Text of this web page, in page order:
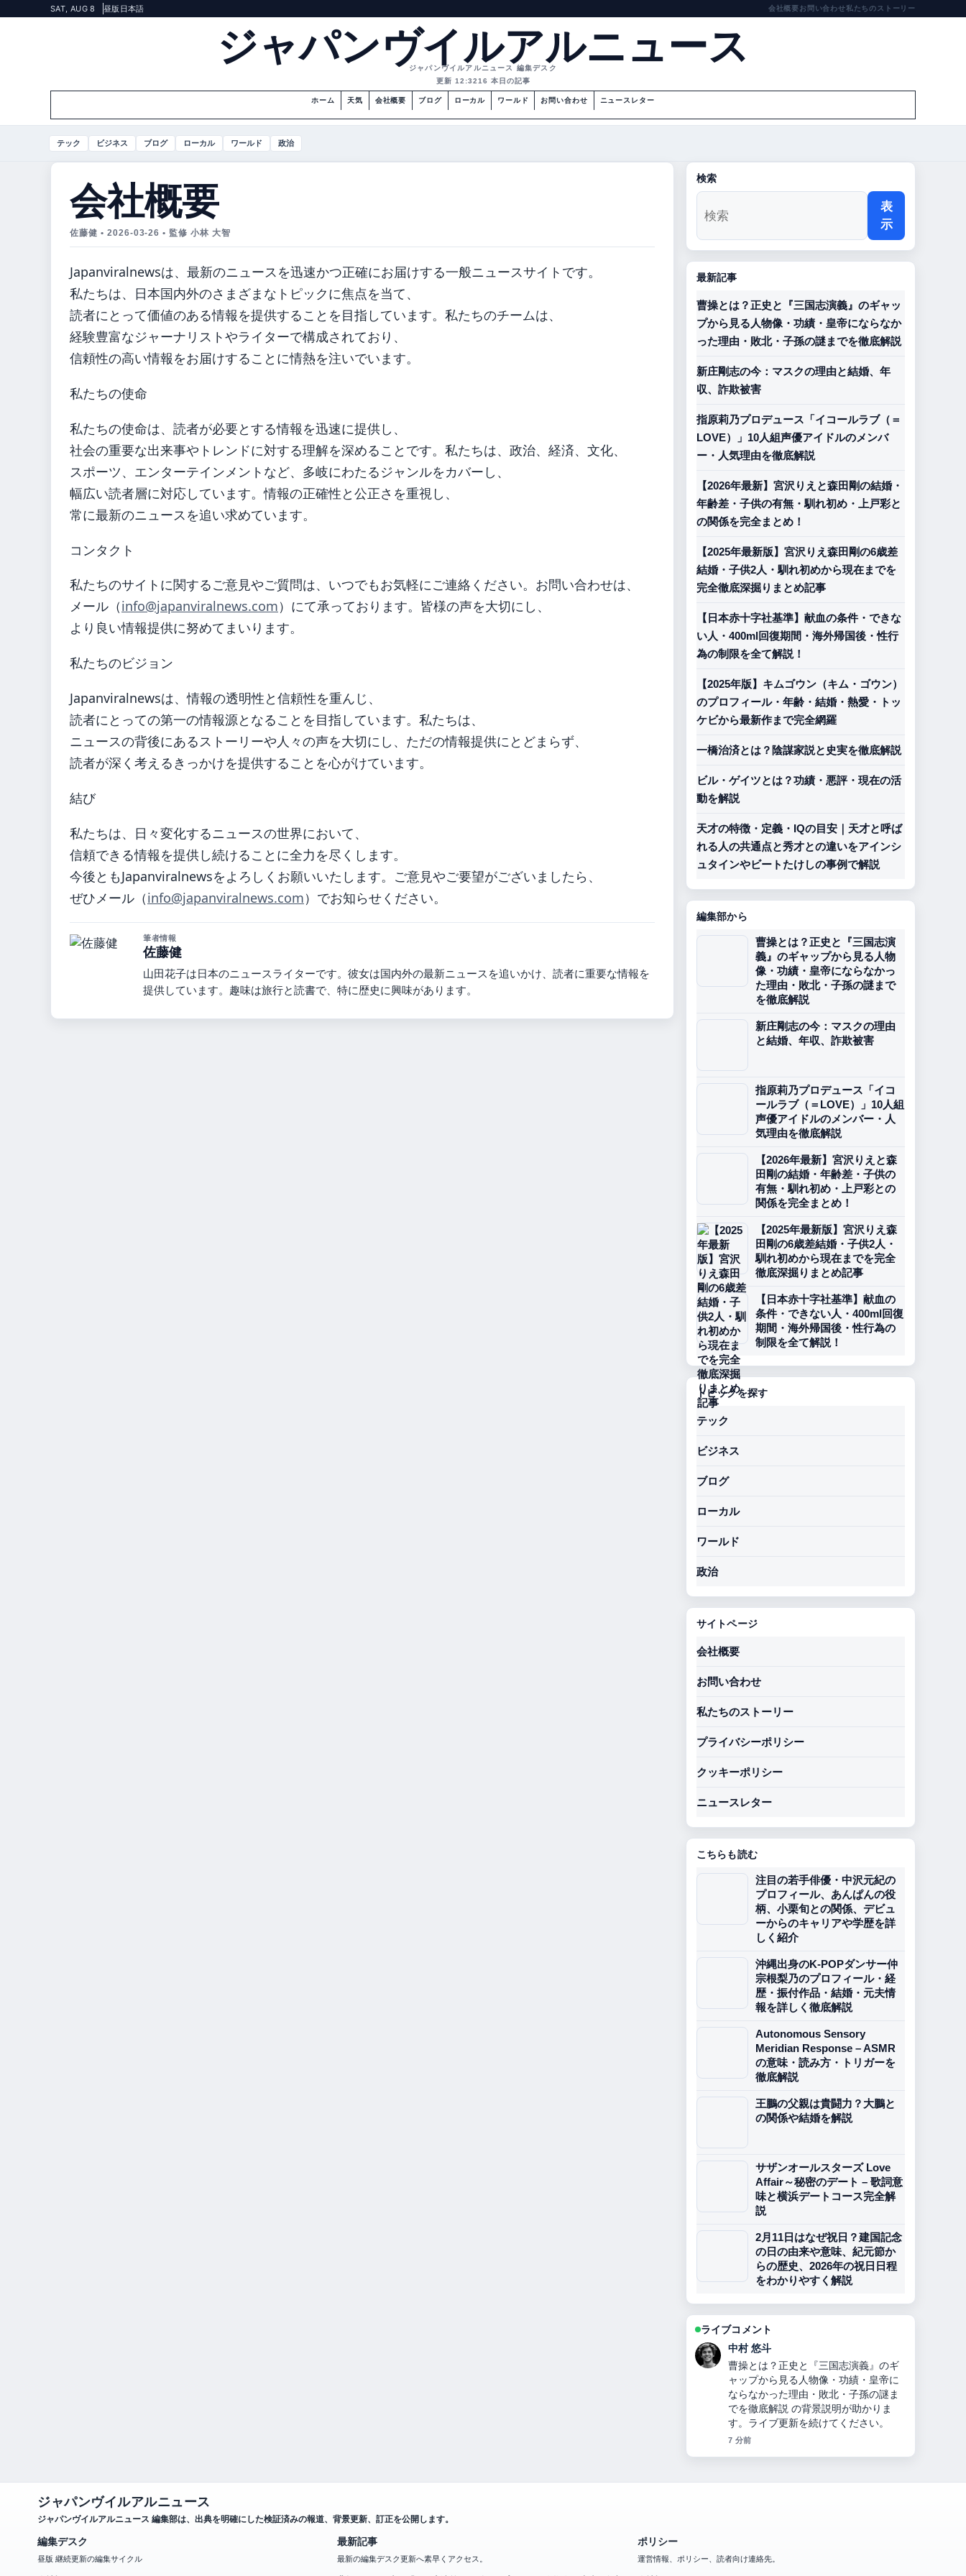
SAT, AUG 8 昼版 日本語 会社概要お問い合わせ私たちのストーリー
ジャパンヴイルアルニュース
ジャパンヴイルアルニュース 編集デスク
更新 12:3216 本日の記事
ホーム 天気 会社概要 ブログ ローカル ワールド お問い合わせ ニュースレター
テック ビジネス ブログ ローカル ワールド 政治
会社概要
佐藤健 • 2026-03-26 • 監修 小林 大智
Japanviralnewsは、最新のニュースを迅速かつ正確にお届けする一般ニュースサイトです。
私たちは、日本国内外のさまざまなトピックに焦点を当て、
読者にとって価値のある情報を提供することを目指しています。私たちのチームは、
経験豊富なジャーナリストやライターで構成されており、
信頼性の高い情報をお届けすることに情熱を注いでいます。
私たちの使命
私たちの使命は、読者が必要とする情報を迅速に提供し、
社会の重要な出来事やトレンドに対する理解を深めることです。私たちは、政治、経済、文化、
スポーツ、エンターテインメントなど、多岐にわたるジャンルをカバーし、
幅広い読者層に対応しています。情報の正確性と公正さを重視し、
常に最新のニュースを追い求めています。
コンタクト
私たちのサイトに関するご意見やご質問は、いつでもお気軽にご連絡ください。お問い合わせは、
メール（info@japanviralnews.com）にて承っております。皆様の声を大切にし、
より良い情報提供に努めてまいります。
私たちのビジョン
Japanviralnewsは、情報の透明性と信頼性を重んじ、
読者にとっての第一の情報源となることを目指しています。私たちは、
ニュースの背後にあるストーリーや人々の声を大切にし、ただの情報提供にとどまらず、
読者が深く考えるきっかけを提供することを心がけています。
結び
私たちは、日々変化するニュースの世界において、
信頼できる情報を提供し続けることに全力を尽くします。
今後ともJapanviralnewsをよろしくお願いいたします。ご意見やご要望がございましたら、
ぜひメール（info@japanviralnews.com）でお知らせください。
筆者情報
佐藤健
山田花子は日本のニュースライターです。彼女は国内外の最新ニュースを追いかけ、読者に重要な情報を
提供しています。趣味は旅行と読書で、特に歴史に興味があります。
検索
表
示
最新記事
曹操とは？正史と『三国志演義』のギャッ
プから見る人物像・功績・皇帝にならなか
った理由・敗北・子孫の謎までを徹底解説
新庄剛志の今：マスクの理由と結婚、年
収、詐欺被害
指原莉乃プロデュース「イコールラブ（＝
LOVE）」10人組声優アイドルのメンバ
ー・人気理由を徹底解説
【2026年最新】宮沢りえと森田剛の結婚・
年齢差・子供の有無・馴れ初め・上戸彩と
の関係を完全まとめ！
【2025年最新版】宮沢りえ森田剛の6歳差
結婚・子供2人・馴れ初めから現在までを
完全徹底深掘りまとめ記事
【日本赤十字社基準】献血の条件・できな
い人・400ml回復期間・海外帰国後・性行
為の制限を全て解説！
【2025年版】キムゴウン（キム・ゴウン）
のプロフィール・年齢・結婚・熱愛・トッ
ケビから最新作まで完全網羅
一橋治済とは？陰謀家説と史実を徹底解説
ビル・ゲイツとは？功績・悪評・現在の活
動を解説
天才の特徴・定義・IQの目安｜天才と呼ば
れる人の共通点と秀才との違いをアインシ
ュタインやビートたけしの事例で解説
編集部から
曹操とは？正史と『三国志演
義』のギャップから見る人物
像・功績・皇帝にならなかっ
た理由・敗北・子孫の謎まで
を徹底解説
新庄剛志の今：マスクの理由
と結婚、年収、詐欺被害
指原莉乃プロデュース「イコ
ールラブ（＝LOVE）」10人組
声優アイドルのメンバー・人
気理由を徹底解説
【2026年最新】宮沢りえと森
田剛の結婚・年齢差・子供の
有無・馴れ初め・上戸彩との
関係を完全まとめ！
【2025年最新版】宮沢りえ森
田剛の6歳差結婚・子供2人・
馴れ初めから現在までを完全
徹底深掘りまとめ記事
【日本赤十字社基準】献血の
条件・できない人・400ml回復
期間・海外帰国後・性行為の
制限を全て解説！
トピックを探す
テック
ビジネス
ブログ
ローカル
ワールド
政治
サイトページ
会社概要
お問い合わせ
私たちのストーリー
プライバシーポリシー
クッキーポリシー
ニュースレター
こちらも読む
注目の若手俳優・中沢元紀の
プロフィール、あんぱんの役
柄、小栗旬との関係、デビュ
ーからのキャリアや学歴を詳
しく紹介
沖縄出身のK-POPダンサー仲
宗根梨乃のプロフィール・経
歴・振付作品・結婚・元夫情
報を詳しく徹底解説
Autonomous Sensory
Meridian Response – ASMR
の意味・読み方・トリガーを
徹底解説
王鵬の父親は貴闘力？大鵬と
の関係や結婚を解説
サザンオールスターズ Love
Affair～秘密のデート – 歌詞意
味と横浜デートコース完全解
説
2月11日はなぜ祝日？建国記念
の日の由来や意味、紀元節か
らの歴史、2026年の祝日日程
をわかりやすく解説
ライブコメント
山本 葵
新庄剛志の今：マスクの理由と結婚、
年収、詐欺被害 の報道は丁寧で、流れ
を追いやすいです。
9 分前
ジャパンヴイルアルニュース 編集部は、出典を明確にした検証済みの報道、背景更新、訂正を公開します。
編集デスク
昼版 継続更新の編集サイクル
会社概要
最新記事
最新の編集デスク更新へ素早くアクセス。
曹操とは？正史と『三国志演義』のギャップから見る人物像・功績・皇帝
運営情報、ポリシー、読者向け連絡先。
会社概要